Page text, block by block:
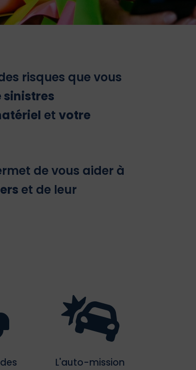
risques que vous
sinistres
etvotre
de vous aider à
et de leur

L'auto-mission